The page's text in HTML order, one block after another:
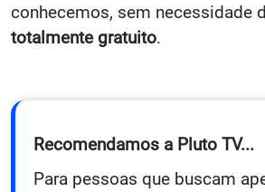
conhecemos, sem necessidade
totalmente gratuito.
Recomendamos a Pluto TV...
Para pessoas que buscam